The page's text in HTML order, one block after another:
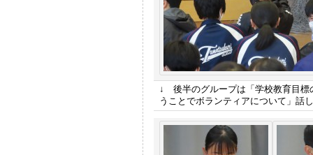
↓ 後半のグループは「学校教育目標
うことでボランティアについて」話